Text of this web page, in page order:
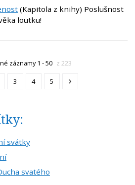
(Kapitola z knihy) Poslušnost
loutku!
záznamy 1 - 50 z 223
3 4 5
svátky
svatého